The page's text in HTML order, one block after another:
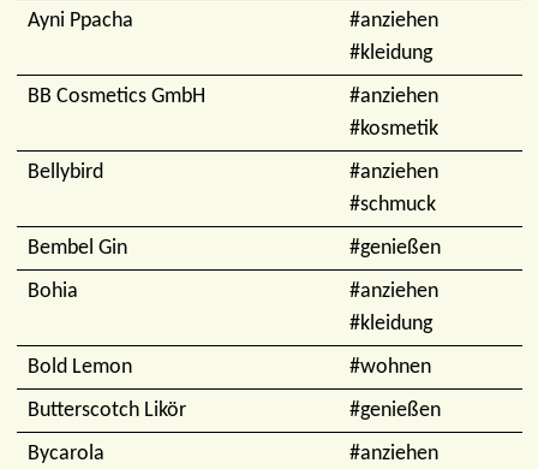
Ayni Ppacha
#anziehen
#kleidung
BB Cosmetics GmbH
#anziehen
#kosmetik
Bellybird
#anziehen
#schmuck
Bembel Gin
#genießen
Bohia
#anziehen
#kleidung
Bold Lemon
#wohnen
Butterscotch Likör
#genießen
Bycarola
#anziehen